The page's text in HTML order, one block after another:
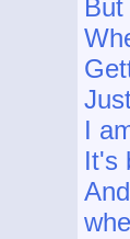
I
It's